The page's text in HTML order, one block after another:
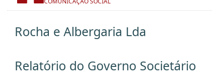
Rocha e Albergaria Lda
Relatório do Governo Societário